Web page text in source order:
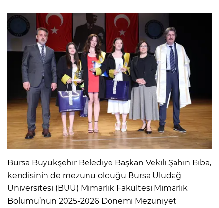
Bursa Büyükşehir Belediye Başkan Vekili Şahin Biba,
kendisinin de mezunu olduğu Bursa Uludağ
Üniversitesi (BUÜ) Mimarlık Fakültesi Mimarlık
Bölümü’nün 2025-2026 Dönemi Mezuniyet